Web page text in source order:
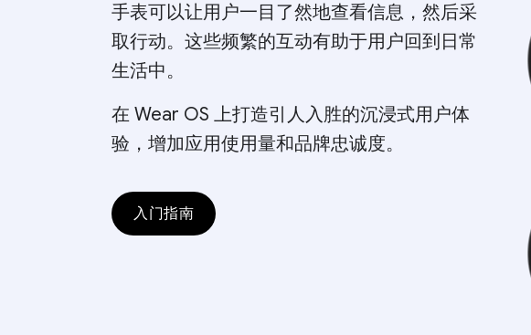
手表可以让用户一目了然地查看信息，然后采
取行动。这些频繁的互动有助于用户回到日常
生活中。
在 Wear OS 上打造引人入胜的沉浸式用户体
验，增加应用使用量和品牌忠诚度。
入门指南